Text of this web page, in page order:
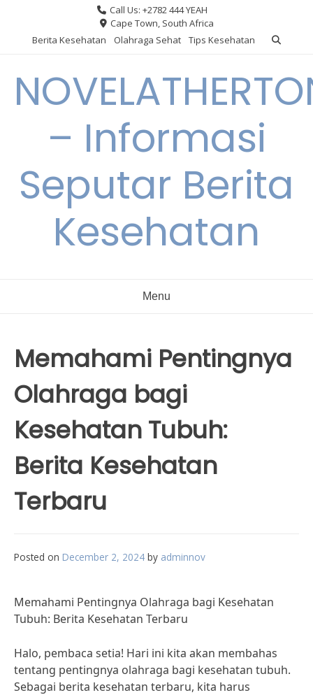
content
Call Us: +2782 444 YEAH
Cape Town, South Africa
Berita Kesehatan
Olahraga Sehat Tips Kesehatan
– Informasi
Seputar Berita
Kesehatan
Menu
Memahami Pentingnya
Olahraga bagi
Kesehatan Tubuh:
Berita Kesehatan
Terbaru
Posted on December 2, 2024 by adminnov
Memahami Pentingnya Olahraga bagi Kesehatan
Tubuh: Berita Kesehatan Terbaru
Halo, pembaca setia! Hari ini kita akan membahas
tentang pentingnya olahraga bagi kesehatan tubuh.
Sebagai berita kesehatan terbaru, kita harus